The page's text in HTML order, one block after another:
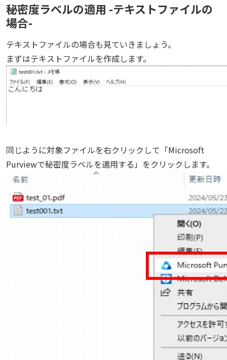
秘密度ラベルの適用 -テキストファイルの
場合-
テキストファイルの場合も見ていきましょう。
まずはテキストファイルを作成します。
同じように対象ファイルを右クリックして「Microsoft
Purviewで秘密度ラベルを適用する」をクリックします。